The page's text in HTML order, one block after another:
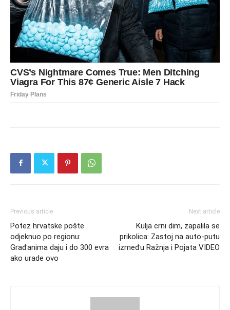
Previous article
Potez hrvatske pošte
odjeknuo po regionu:
Građanima daju i do 300 evra
ako urade ovo
Next article
Kulja crni dim, zapalila se
prikolica: Zastoj na auto-putu
između Ražnja i Pojata VIDEO